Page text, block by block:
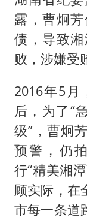
露，曹炯
债，导致
败，涉嫌受
2016年5
后，为了“
级”，曹炯
预警，仍
行“精美湘
顾实际，在
市每一条道